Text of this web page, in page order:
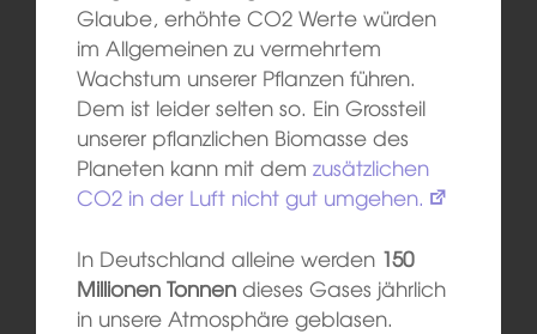
Glaube, erhöhte CO2 Werte würden
im Allgemeinen zu vermehrtem
Wachstum unserer Pflanzen führen.
Dem ist leider selten so. Ein Grossteil
unserer pflanzlichen Biomasse des
Planeten kann mit dem zusätzlichen
CO2 in der Luft nicht gut umgehen.
In Deutschland alleine werden 150
Millionen Tonnendieses Gases jährlich
in unsere Atmosphäre geblasen.